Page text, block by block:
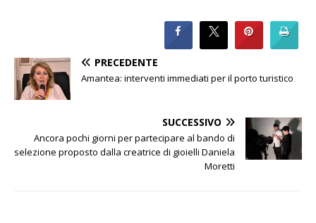
PRECEDENTE
Amantea: interventi immediati per il porto turistico
SUCCESSIVO
Ancora pochi giorni per partecipare al bando di
selezione proposto dalla creatrice di gioielli Daniela
Moretti